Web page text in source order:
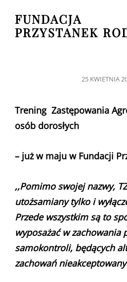
FUNDACJA
PRZYSTANEK
POSTED
25 KWIETNIA
Trening Zastępowania
osób dorosłych
– już w maju w Fundacji
,,Pomimo swojej nazwy,
utożsamiany tylko i
Przede wszystkim są to
wyposażać w zachowania
samokontroli, będących
zachowań